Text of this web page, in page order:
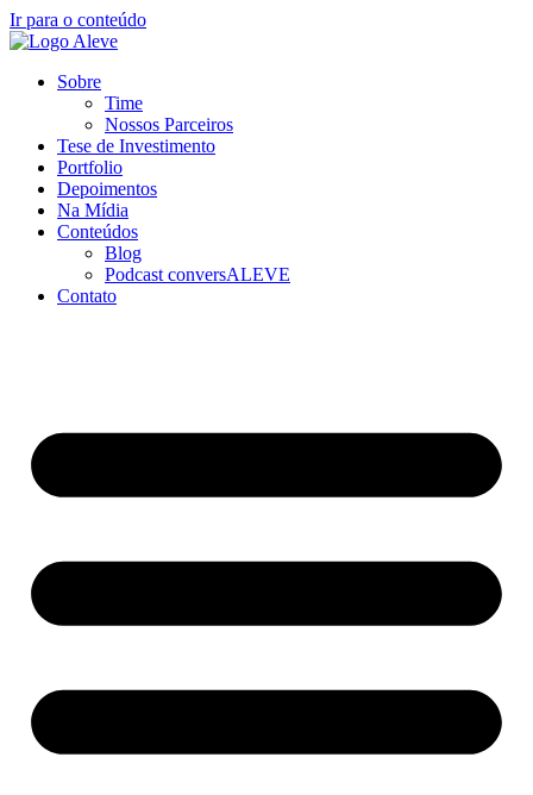
Ir para o conteúdo
Sobre
Time
Nossos Parceiros
Tese de Investimento
Portfolio
Depoimentos
Na Mídia
Conteúdos
Blog
Podcast conversALEVE
Contato